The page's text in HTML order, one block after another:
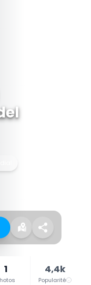
1 4,4k
Popularité